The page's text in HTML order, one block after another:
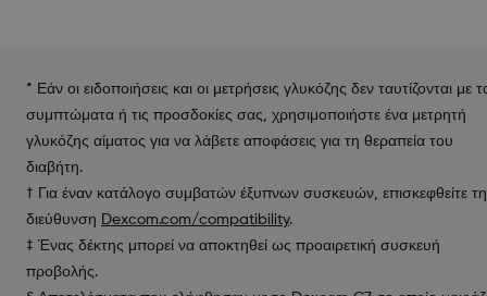
* Εάν οι ειδοποιήσεις και οι μετρήσεις γλυκόζης δεν ταυτίζονται με
συμπτώματα ή τις προσδοκίες σας, χρησιμοποιήστε ένα μετρητή
γλυκόζης αίματος για να λάβετε αποφάσεις για τη θεραπεία του
διαβήτη.
† Για έναν κατάλογο συμβατών έξυπνων συσκευών, επισκεφθείτε τη
διεύθυνση Dexcom.com/compatibility.
‡ Ένας δέκτης μπορεί να αποκτηθεί ως προαιρετική συσκευή
προβολής.